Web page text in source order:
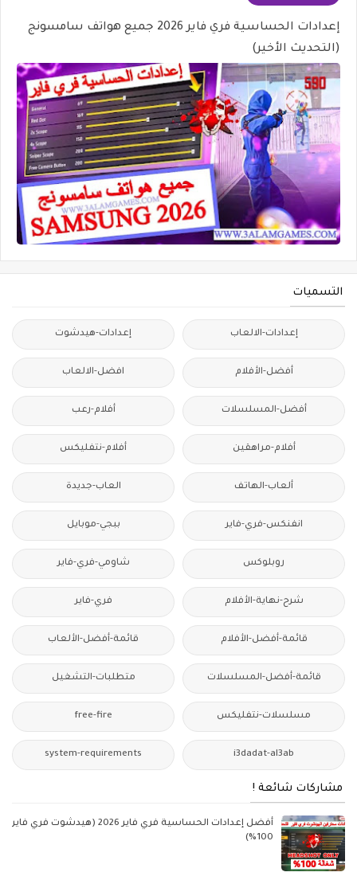
إعدادات الحساسية فري فاير 2026 جميع هواتف سامسونج
(التحديث الأخير)
التسميات
إعدادات-الالعاب إعدادات-هيدشوت
أفضل-الأفلام افضل-الالعاب
أفضل-المسلسلات أفلام-رعب
أفلام-مراهقين أفلام-نتفليكس
ألعاب-الهاتف العاب-جديدة
انفنكس-فري-فاير ببجي-موبايل
روبلوكس شاومي-فري-فاير
شرح-نهاية-الأفلام فري-فاير
قائمة-أفضل-الأفلام قائمة-أفضل-الألعاب
قائمة-أفضل-المسلسلات متطلبات-التشغيل
مسلسلات-نتفليكس free-fire
i3dadat-al3ab
system-requirements
مشاركات شائعة !
أفضل إعدادات الحساسية فري فاير 2026 (هيدشوت فري فاير
100%)